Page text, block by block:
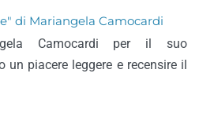
di Mariangela Camocardi
Camocardi per il suo
un piacere leggere e recensire il